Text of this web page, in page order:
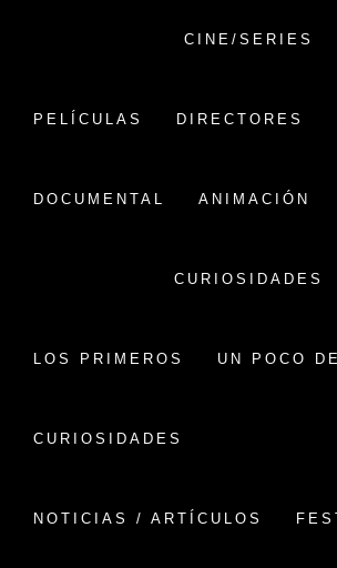
CINE/SERIES
PELÍCULAS DIRECTORES
DOCUMENTAL ANIMACIÓN
CURIOSIDADES
LOS PRIMEROS UN POCO
CURIOSIDADES
NOTICIAS / ARTÍCULOS
VERSIÓN
Publicado en 28 octubre, 2021 Por